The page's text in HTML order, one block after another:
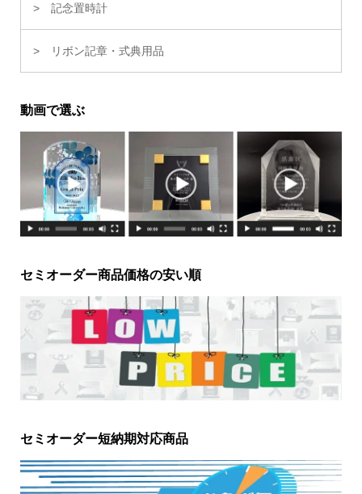
記念置時計
リボン記章・式典用品
動画で選ぶ
セミオーダー商品価格の安い順
セミオーダー短納期対応商品